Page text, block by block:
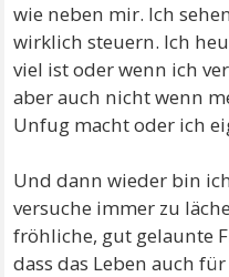
wie neben mir. Ich
wirklich steuern. Ich
viel ist oder wenn ich
aber auch nicht wenn
Unfug macht oder ich
Und dann wieder bin
versuche immer zu
fröhliche, gut gelaunte
dass das Leben auch